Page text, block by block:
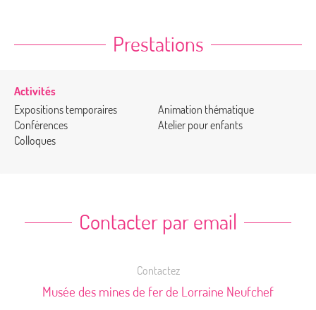
Prestations
Activités
Expositions temporaires
Conférences
Colloques
Animation thématique
Atelier pour enfants
Contacter par email
Contactez
Musée des mines de fer de Lorraine Neufchef